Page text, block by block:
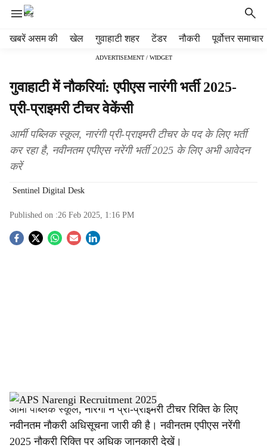
खबरें असम की खेल गुवाहाटी शहर टेंडर नौकरी पूर्वोत्तर समाचार
ADVERTISEMENT / WIDGET
गुवाहाटी में नौकरियां: एपीएस नारंगी भर्ती 2025-
प्री-प्राइमरी टीचर वेकेंसी
आर्मी पब्लिक स्कूल, नारंगी प्री-प्राइमरी टीचर के पद के लिए भर्ती
कर रहा है, नवीनतम एपीएस नरेंगी भर्ती 2025 के लिए अभी आवेदन
करें
Sentinel Digital Desk
Published on :26 Feb 2025, 1:16 PM
S
h
a
आर्मी पब्लिक स्कूल, नारंगी ने प्री-प्राइमरी टीचर रिक्ति के लिए
नवीनतम नौकरी अधिसूचना जारी की है। नवीनतम एपीएस नरेंगी
2025 नौकरी रिक्ति पर अधिक जानकारी देखें।